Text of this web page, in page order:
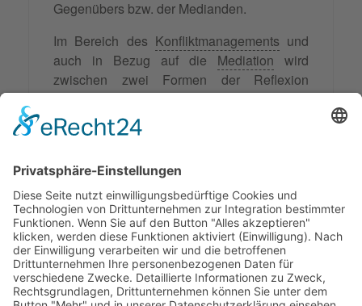
Gegenübers bzw. der Medianden.
Im Bereich des Konfliktmanagements und
auch in Bezug auf die Mediation wird
zwischen zwei Formen der Reflexion
unterschieden, nämlich in Reflexion als
Verbesserungslernen (Nachdenken über
das eigene Verhalten) und Reflexion als
eigenen Gedanken).
Synonyme: Spiegelung,Rückstrahlung